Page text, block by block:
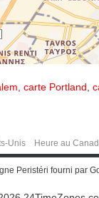
carte Portland
Unis Heure au
Peristéri fourni par